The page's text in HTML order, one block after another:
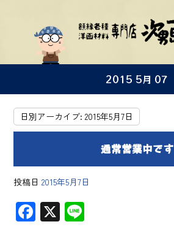
2015 5月 07
日別アーカイブ:2015年5月7日
通常営業中です
投稿日 2015年5月7日
F X